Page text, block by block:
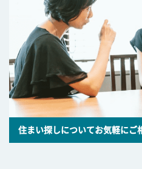
住まい探しについてお気軽にご